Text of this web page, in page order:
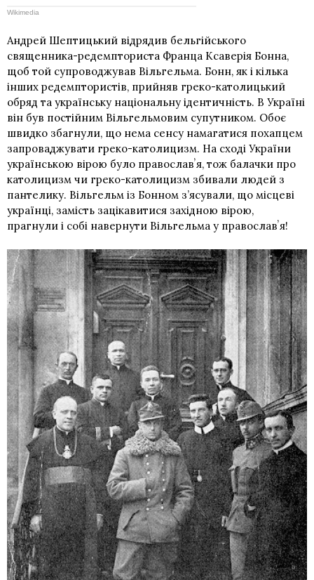
Wikimedia
Андрей Шептицький відрядив бельгійського
священника-редемпториста Франца Ксаверія Бонна,
щоб той супроводжував Вільгельма. Бонн, як і кілька
інших редемптористів, прийняв греко-католицький
обряд та українську національну ідентичність. В Україні
він був постійним Вільгельмовим супутником. Обоє
швидко збагнули, що нема сенсу намагатися похапцем
запроваджувати греко-католицизм. На сході України
українською вірою було православʼя, тож балачки про
католицизм чи греко-католицизм збивали людей з
пантелику. Вільгельм із Бонном з’ясували, що місцеві
українці, замість зацікавитися західною вірою,
прагнули і собі навернути Вільгельма у православʼя!